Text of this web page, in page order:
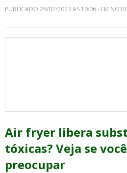
PUBLICADO 28/02/2023 AS 10:06 - EM
Air fryer libera
tóxicas? Veja se
preocupar